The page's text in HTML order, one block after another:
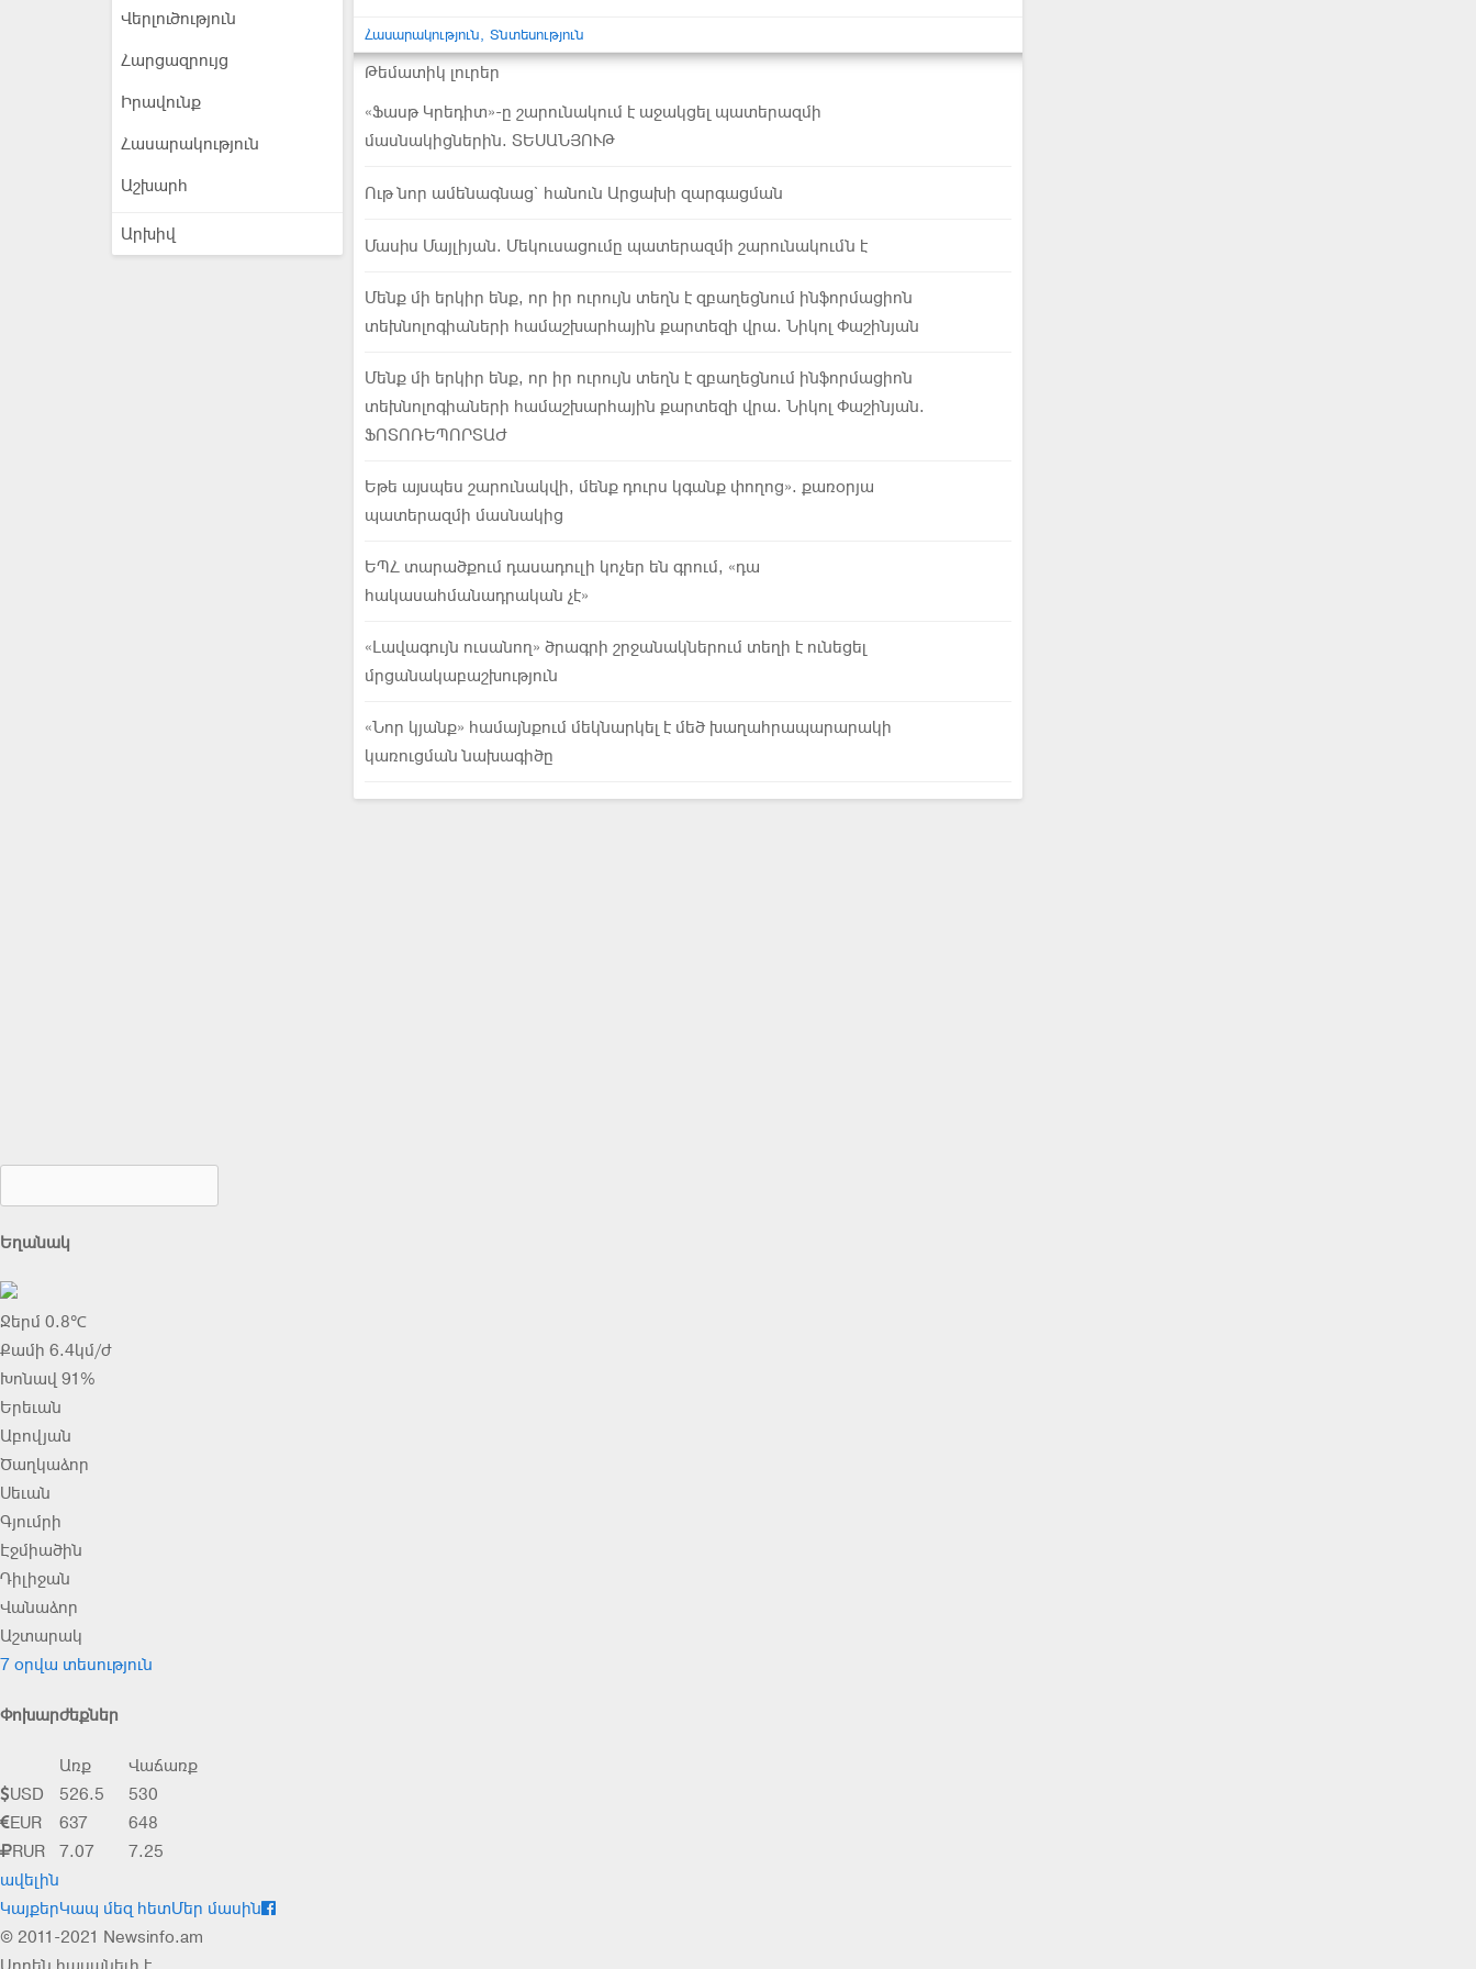
Վերլուծություն
Հարցազրույց
Իրավունք
Հասարակություն
Աշխարհ
Արխիվ
Հասարակություն Տնտեսություն
Թեմատիկ լուրեր
«Ֆասթ Կրեդիտ»-ը շարունակում է աջակցել պատերազմի
մասնակիցներին. ՏԵՍԱՆՅՈՒԹ
Ութ նոր ամենագնաց` հանուն Արցախի զարգացման
Մասիս Մայլիյան. Մեկուսացումը պատերազմի շարունակումն է
Մենք մի երկիր ենք, որ իր ուրույն տեղն է զբաղեցնում ինֆորմացիոն
տեխնոլոգիաների համաշխարհային քարտեզի վրա. Նիկոլ Փաշինյան
Մենք մի երկիր ենք, որ իր ուրույն տեղն է զբաղեցնում ինֆորմացիոն
տեխնոլոգիաների համաշխարհային քարտեզի վրա. Նիկոլ Փաշինյան.
ՖՈՏՈՌԵՊՈՐՏԱԺ
Եթե այսպես շարունակվի, մենք դուրս կգանք փողոց». քառօրյա
պատերազմի մասնակից
ԵՊՀ տարածքում դասադուլի կոչեր են գրում, «դա
հակասահմանադրական չէ»
«Լավագույն ուսանող» ծրագրի շրջանակներում տեղի է ունեցել
մրցանակաբաշխություն
«Նոր կյանք» համայնքում մեկնարկել է մեծ խաղահրապարարակի
կառուցման նախագիծը
Եղանակ
Ջերմ 0.8℃
Քամի 6.4կմ/ժ
Խոնավ 91%
Երեւան
Աբովյան
Ծաղկաձոր
Սեւան
Գյումրի
Էջմիածին
Դիլիջան
Վանաձոր
Աշտարակ
7 օրվա տեսություն
Փոխարժեքներ
Առք
Վաճառք
USD
526.5
530
EUR
637
648
RUR
7.07
7.25
ավելին
ԿայքերԿապ մեզ հետՄեր մասին
© 2011-2021 Newsinfo.am